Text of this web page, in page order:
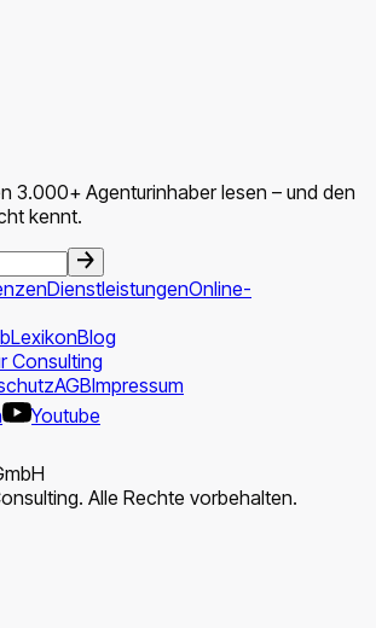
3.000+ Agenturinhaber lesen – und den
kennt.
DienstleistungenOnline-
LexikonBlog
Consulting
AGBImpressum
Youtube
Alle Rechte vorbehalten.